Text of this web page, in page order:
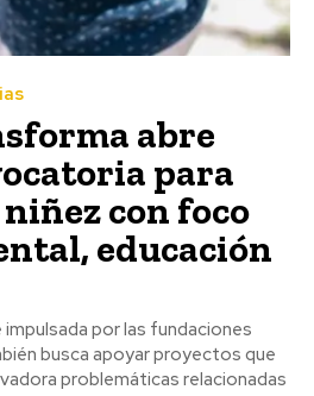
abre
para
con foco
educación
por las fundaciones
busca apoyar proyectos que
problemáticas relacionadas